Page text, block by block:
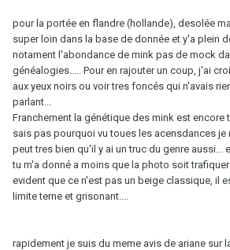
pour la portée en flandre (hollande), desolée
super loin dans la base de donnée et y'a plein
notament l'abondance de mink pas de mock
généalogies..... Pour en rajouter un coup, j'ai
aux yeux noirs ou voir tres foncés qui n'avais
parlant...
Franchement la génétique des mink est encore
sais pas pourquoi vu toues les acensdances je
peut tres bien qu'il y ai un truc du genre aussi...
tu m'a donné a moins que la photo soit
evident que ce n'est pas un beige classique, il
limite terne et grisonant....
rapidement je suis du meme avis de ariane sur